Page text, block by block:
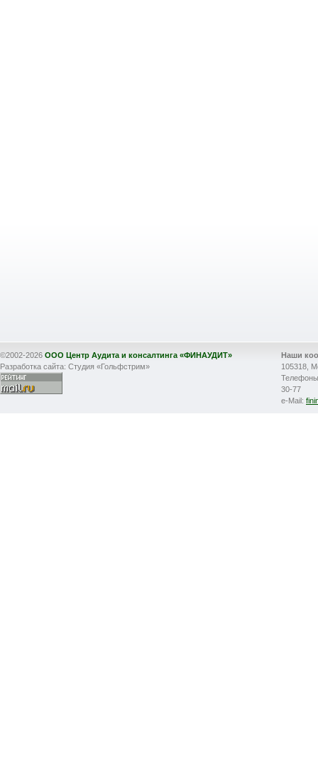
©2002-2026 ООО Центр Аудита и консалтинга «ФИНАУДИТ»
Разработка сайта: Студия «Гольфстрим»
Наши
105318,
30-77
e-Mail: